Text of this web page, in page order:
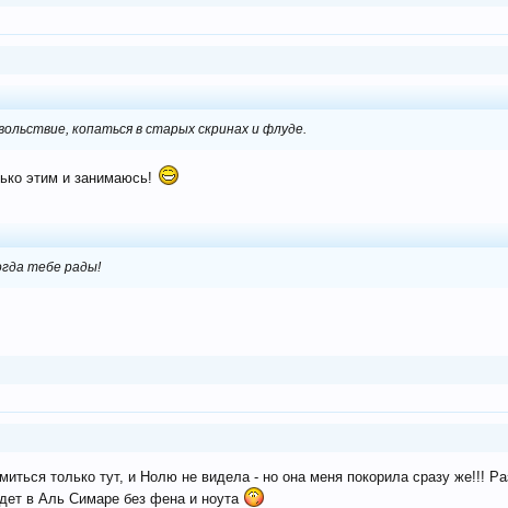
копаться в старых скринах и флуде.
этим и занимаюсь!
тебе рады!
только тут, и Нолю не видела - но она меня покорила сразу же!!!
в Аль Симаре без фена и ноута